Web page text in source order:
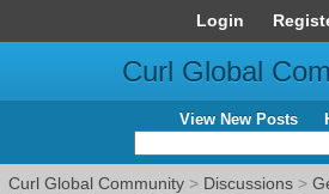
Login
Curl Global
View New Posts
Curl Global Community > Discussions >